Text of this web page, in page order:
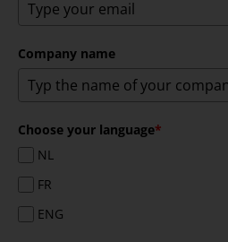
Company name
Choose your language*
NL
FR
ENG